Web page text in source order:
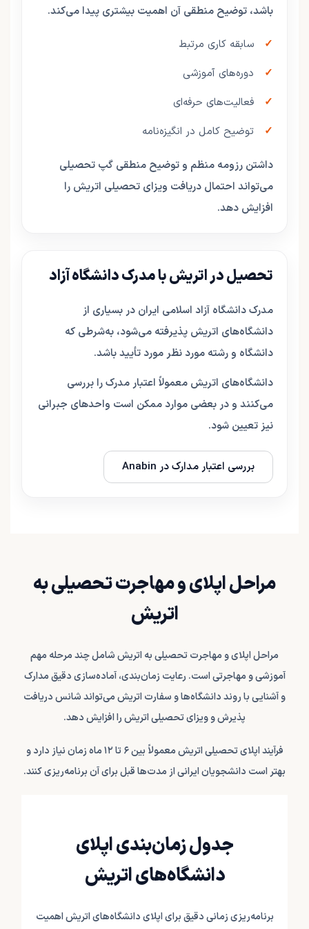
باشد، توضیح منطقی آن اهمیت بیشتری پیدا می‌کند.
سابقه کاری مرتبط
دوره‌های آموزشی
فعالیت‌های حرفه‌ای
توضیح کامل در انگیزه‌نامه
داشتن رزومه منظم و توضیح منطقی گپ تحصیلی
می‌تواند احتمال دریافت ویزای تحصیلی اتریش را
افزایش دهد.
تحصیل در اتریش با مدرک دانشگاه آزاد
مدرک دانشگاه آزاد اسلامی ایران در بسیاری از
دانشگاه‌های اتریش پذیرفته می‌شود، به‌شرطی که
دانشگاه و رشته مورد نظر مورد تأیید باشد.
دانشگاه‌های اتریش معمولاً اعتبار مدرک را بررسی
می‌کنند و در بعضی موارد ممکن است واحدهای جبرانی
نیز تعیین شود.
بررسی اعتبار مدارک در Anabin
مراحل اپلای و مهاجرت تحصیلی به
اتریش
مراحل اپلای و مهاجرت تحصیلی به اتریش شامل چند مرحله مهم
آموزشی و مهاجرتی است. رعایت زمان‌بندی، آماده‌سازی دقیق مدارک
و آشنایی با روند دانشگاه‌ها و سفارت اتریش می‌تواند شانس دریافت
پذیرش و ویزای تحصیلی اتریش را افزایش دهد.
فرآیند اپلای تحصیلی اتریش معمولاً بین ۶ تا ۱۲ ماه زمان نیاز دارد و
بهتر است دانشجویان ایرانی از مدت‌ها قبل برای آن برنامه‌ریزی کنند.
جدول زمان‌بندی اپلای
دانشگاه‌های اتریش
برنامه‌ریزی زمانی دقیق برای اپلای دانشگاه‌های اتریش اهمیت